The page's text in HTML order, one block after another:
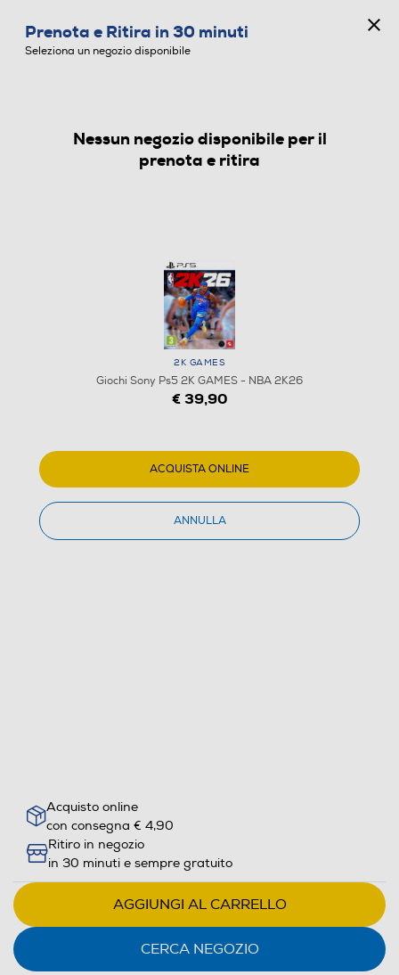
GIOCHI SONY PS5
1/6
Acquisto online
con consegna € 4,90
Ritiro in negozio
in 30 minuti e sempre gratuito
AGGIUNGI AL CARRELLO
CERCA NEGOZIO
Prenota e Ritira in 30 minuti
Seleziona un negozio disponibile
Nessun negozio disponibile per il
prenota e ritira
2K GAMES
Giochi Sony Ps5 2K GAMES - NBA 2K26
€ 39,90
ACQUISTA ONLINE
ANNULLA